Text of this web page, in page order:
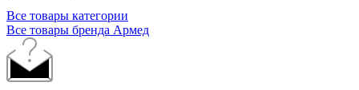
Все товары категории
Все товары бренда Армед